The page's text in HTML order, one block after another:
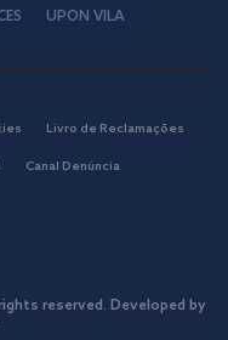
UPON VILA
Livro de Reclamações
Canal Denúncia
reserved. Developed by